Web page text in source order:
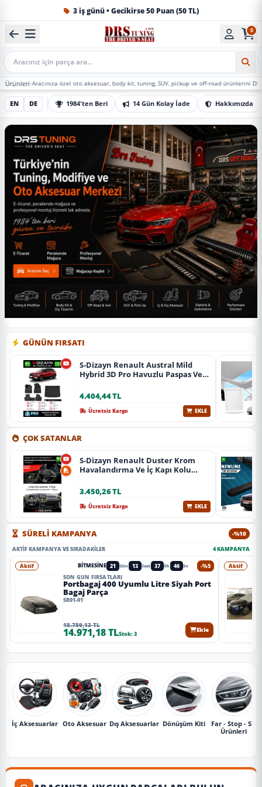
1984'ten beri Türkiye’nin en büyük oto aksesuar ve tuning
0
Mobil Arama
özel oto aksesuar, body kit, tuning, SUV, pickup ve off-road ürünlerini DRS Tuning’de
EN DE 1984'ten Beri 14 Gün Kolay İade Hakkımızda
GÜNÜN FIRSATI
S-Dizayn Renault Austral Mild
Hybrid 3D Pro Havuzlu Paspas Ve
Üzeri A+ Kalite
4.404,44 TL
Ücretsiz Kargo EKLE
ÇOK SATANLAR
S-Dizayn Renault Duster Krom
Havalandırma Ve İç Kapı Kolu
Krom) A+ Kalite
3.450,26 TL
Ücretsiz Kargo EKLE
SÜRELİ KAMPANYA -%10
AKTIF KAMPANYA VE SIRADAKILER 4 KAMPANYA
-%5
Aktif BITMESINE 21 Gün 13 Saat 37 Dk 44 Sn
SON GÜN FIRSATLARI
Portbagaj 400 Uyumlu Litre Siyah Port
Bagaj Parça
SR01-01
15.759,13 TL
14.971,18 TLStok: 3
Ekle
Aktif
İç Aksesuarlar Oto Aksesuar Dış Aksesuarlar Dönüşüm Kiti
Far - Stop - Sis
Ürünleri